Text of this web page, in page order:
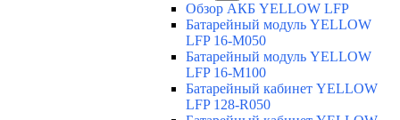
Обзор АКБ YELLOW LFP
Батарейный модуль YELLOW
LFP 16-M050
Батарейный модуль YELLOW
LFP 16-M100
Батарейный кабинет YELLOW
LFP 128-R050